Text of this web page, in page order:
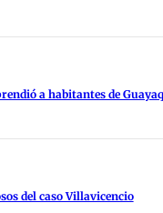
a habitantes de
del caso Villavicencio